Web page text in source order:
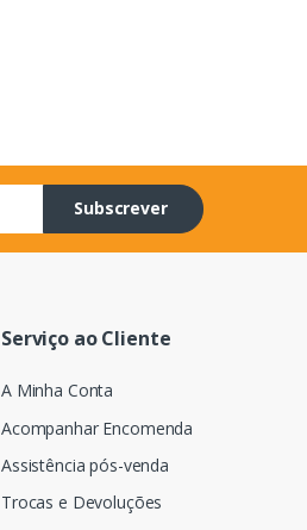
Subscrever
Serviço ao Cliente
A Minha Conta
Acompanhar Encomenda
Assistência pós-venda
Trocas e Devoluções